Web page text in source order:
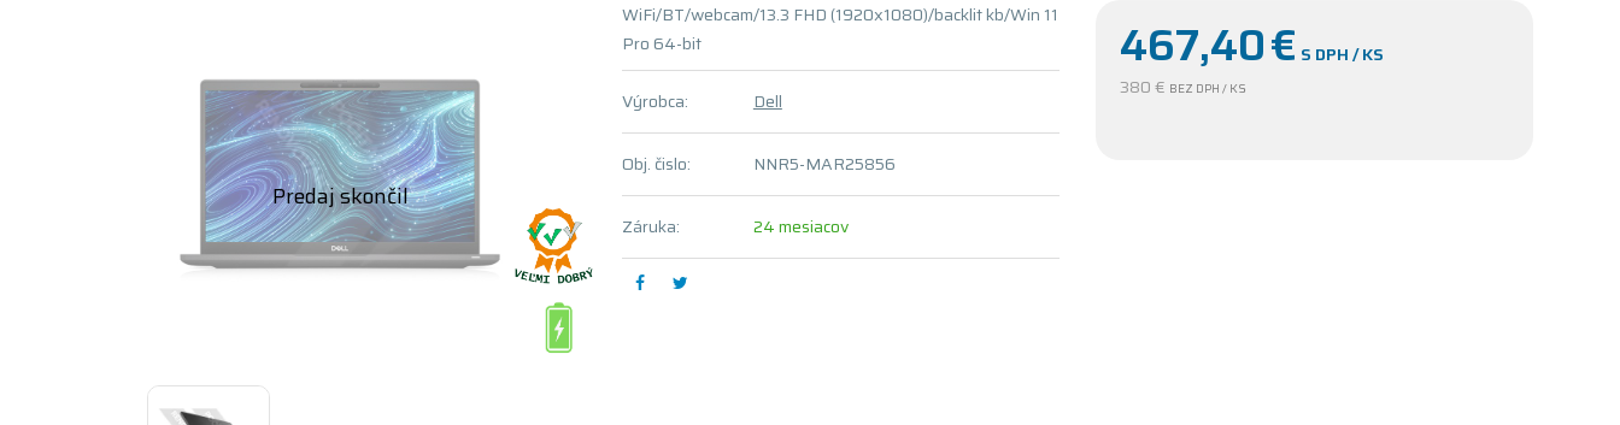
467,40€ S DPH / KS
380 € BEZ DPH / KS
WiFi/BT/webcam/13.3 FHD (1920x1080)/backlit kb/Win 11
Pro 64-bit
Výrobca: Dell
Obj. čislo: NNR5-MAR25856
Záruka: 24 mesiacov